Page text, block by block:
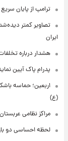
ترامپ از پایان
تصاویر کمتر
ایران
هشدار درباره
پدرام پاک آیین
اربعین؛ حماسه
(ع)
مراکز نظامی
لحظه احساسی دو